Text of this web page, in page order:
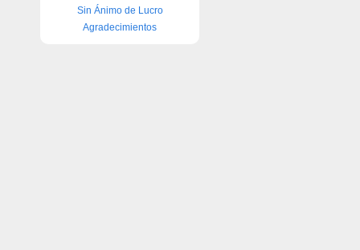
Sin Ánimo de Lucro
Agradecimientos